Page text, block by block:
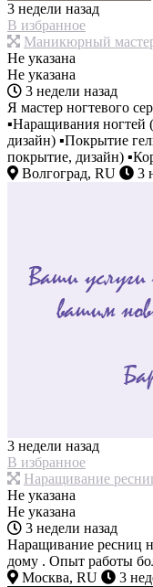
3 недели назад
В избранное
Маникюрный
Не указана
Не указана
3 недели назад
Я мастер ногтевого
▪Наращивания
дизайн) ▪Покрытие
покрытие, дизайн)
Волгоград, RU
3
3 недели назад
В избранное
Наращивание
Не указана
Не указана
3 недели назад
Наращивание ресниц
дому . Опыт работы
Москва, RU
3